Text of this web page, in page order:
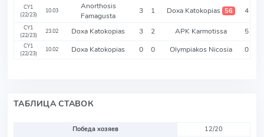
CY1
(22/23)
10.03
Anorthosis
Famagusta
3 1 Doxa Katokopias 56 4
CY1
(22/23)
23.02 Doxa Katokopias 3 2 APK Karmotissa 5
CY1
(22/23)
10.02 Doxa Katokopias 0 0 Olympiakos Nicosia 0
ТАБЛИЦА СТАВОК
Победа хозяев
12/20